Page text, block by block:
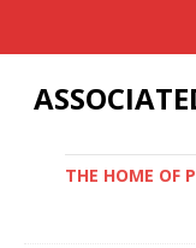
THE HOME OF